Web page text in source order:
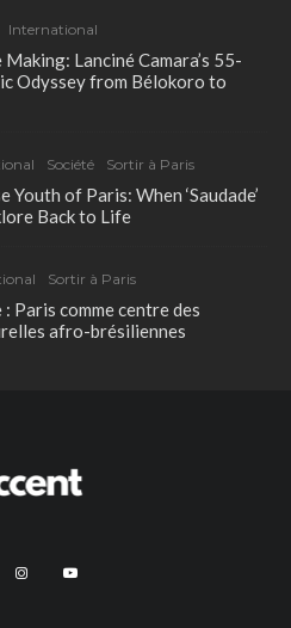
International
Lanciné Camara’s 55-
Odyssey from Bélokoro to
Société Sortir à Paris
Youth of Paris: When ‘Saudade’
Back to Life
Sortir à Paris
: Paris comme centre des
afro-brésiliennes